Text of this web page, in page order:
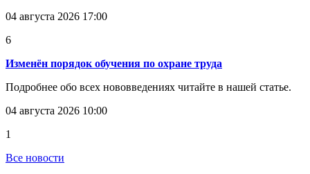
04 августа 2026 17:00
6
Изменён порядок обучения по охране труда
Подробнее обо всех нововведениях читайте в нашей статье.
04 августа 2026 10:00
1
Все новости